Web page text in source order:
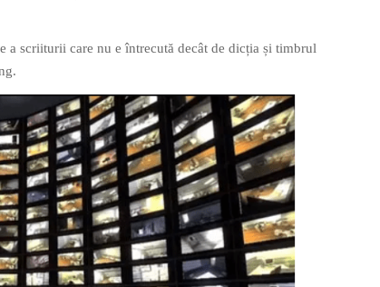
a scriiturii care nu e întrecută decât de dicția și timbrul